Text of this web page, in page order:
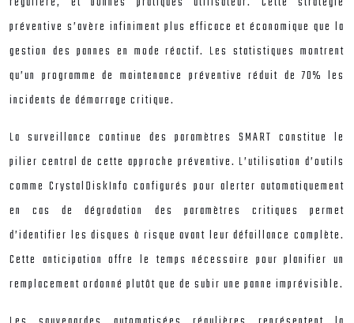
préventive s’avère infiniment plus efficace et économique que la
gestion des pannes en mode réactif. Les statistiques montrent
qu’un programme de maintenance préventive réduit de 70% les
incidents de démarrage critique.
La surveillance continue des paramètres SMART constitue le
pilier central de cette approche préventive. L’utilisation d’outils
comme CrystalDiskInfo configurés pour alerter automatiquement
en cas de dégradation des paramètres critiques permet
d’identifier les disques à risque avant leur défaillance complète.
Cette anticipation offre le temps nécessaire pour planifier un
remplacement ordonné plutôt que de subir une panne imprévisible.